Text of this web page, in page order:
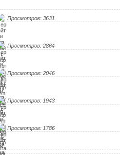
Просмотров: 3631
Просмотров: 2864
Просмотров: 2046
Просмотров: 1943
Просмотров: 1786